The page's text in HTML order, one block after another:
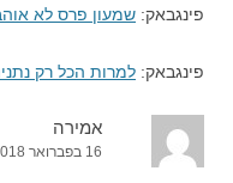
פינגבאק: שמעון פרס לא אוהב
פינגבאק: למרות הכל רק
אמירה
16 בפברואר 2018 בשעה 1:07